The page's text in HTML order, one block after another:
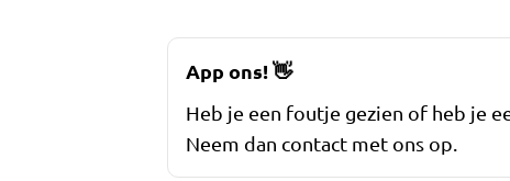
App ons!👋
Heb je een foutje gezien of heb je
Neem dan contact met ons op.